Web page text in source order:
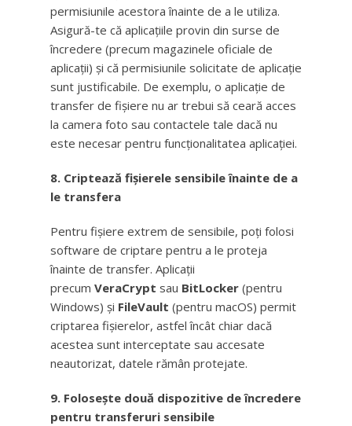
permisiunile acestora înainte de a le utiliza.
Asigură-te că aplicațiile provin din surse de
încredere (precum magazinele oficiale de
aplicații) și că permisiunile solicitate de aplicație
sunt justificabile. De exemplu, o aplicație de
transfer de fișiere nu ar trebui să ceară acces
la camera foto sau contactele tale dacă nu
este necesar pentru funcționalitatea aplicației.
8. Criptează fișierele sensibile înainte de a
le transfera
Pentru fișiere extrem de sensibile, poți folosi
software de criptare pentru a le proteja
înainte de transfer. Aplicații
precum VeraCrypt sau BitLocker (pentru
Windows) și FileVault (pentru macOS) permit
criptarea fișierelor, astfel încât chiar dacă
acestea sunt interceptate sau accesate
neautorizat, datele rămân protejate.
9. Folosește două dispozitive de încredere
pentru transferuri sensibile